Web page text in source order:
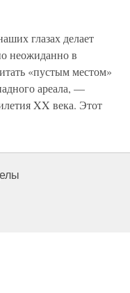
глазах делает
неожиданно в
«пустым местом»
ареала, —
XX века. Этот